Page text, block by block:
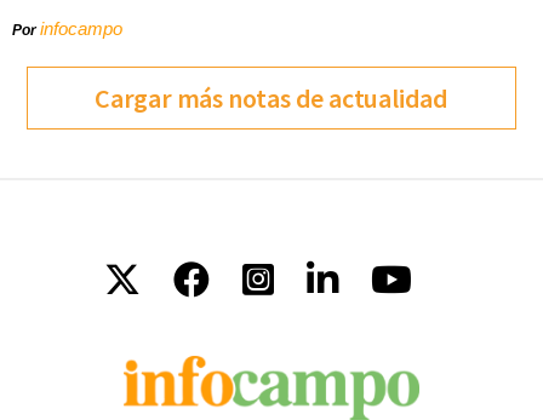
Porinfocampo
Cargar más notas de actualidad